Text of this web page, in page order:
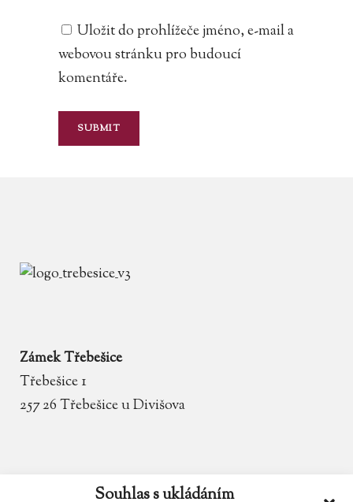
Souhlas s ukládáním
Uložit do prohlížeče jméno, e-mail a
webovou stránku pro budoucí
komentáře.
Zámek Třebešice
Třebešice 1
257 26 Třebešice u Divišova
zamek.trebesice@volny.cz